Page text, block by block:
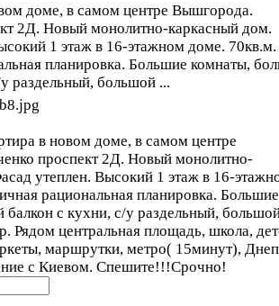
доме, в самом центре Вышгорода.
2Д. Новый монолитно-каркасный дом.
1 этаж в 16-этажном доме. 70кв.м.
планировка. Большие комнаты,
раздельный, большой ...
в новом доме, в самом центре
проспект 2Д. Новый монолитно-
утеплен. Высокий 1 этаж в 16-
рациональная планировка. Большие
с кухни, с/у раздельный,
Рядом центральная площадь, школа,
маршрутки, метро( 15минут),
с Киевом. Спешите!!!Срочно!